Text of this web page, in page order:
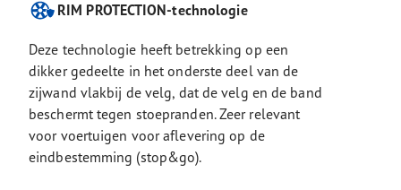
RIM PROTECTION-technologie
Deze technologie heeft betrekking op een
dikker gedeelte in het onderste deel van de
zijwand vlakbij de velg, dat de velg en de band
beschermt tegen stoepranden. Zeer relevant
voor voertuigen voor aflevering op de
eindbestemming (stop&go).